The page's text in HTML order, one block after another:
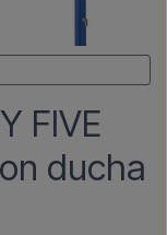
FIVE
ducha